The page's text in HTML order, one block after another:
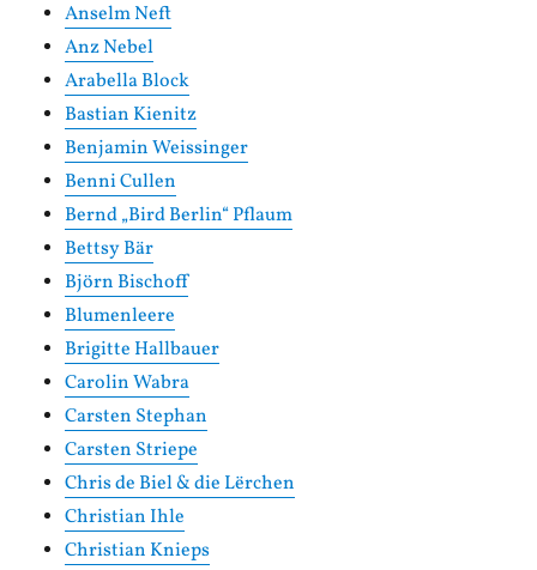
Anselm Neft
Anz Nebel
Arabella Block
Bastian Kienitz
Benjamin Weissinger
Benni Cullen
Bernd „Bird Berlin“ Pflaum
Bettsy Bär
Björn Bischoff
Blumenleere
Brigitte Hallbauer
Carolin Wabra
Carsten Stephan
Carsten Striepe
Chris de Biel & die Lërchen
Christian Ihle
Christian Knieps